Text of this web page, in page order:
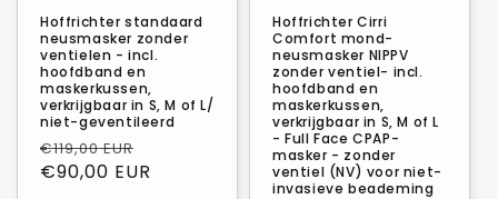
Hoffrichter standaard
neusmasker zonder
ventielen - incl.
hoofdband en
maskerkussen,
verkrijgbaar in S, M of L/
niet-geventileerd
Normale
prijs
€119,00 EUR
€90,00 EUR
Hoffrichter Cirri
Comfort mond-
neusmasker NIPPV
zonder ventiel- incl.
hoofdband en
maskerkussen,
verkrijgbaar in S, M of L
- Full Face CPAP-
masker - zonder
ventiel (NV) voor niet-
invasieve beademing